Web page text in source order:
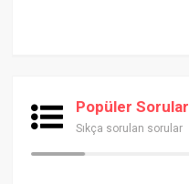
Popüler Sorular
Sıkça sorulan sorular